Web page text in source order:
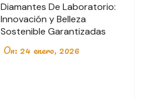
Diamantes De Laboratorio:
Innovación y Belleza
Sostenible Garantizadas
On: 24 enero, 2026